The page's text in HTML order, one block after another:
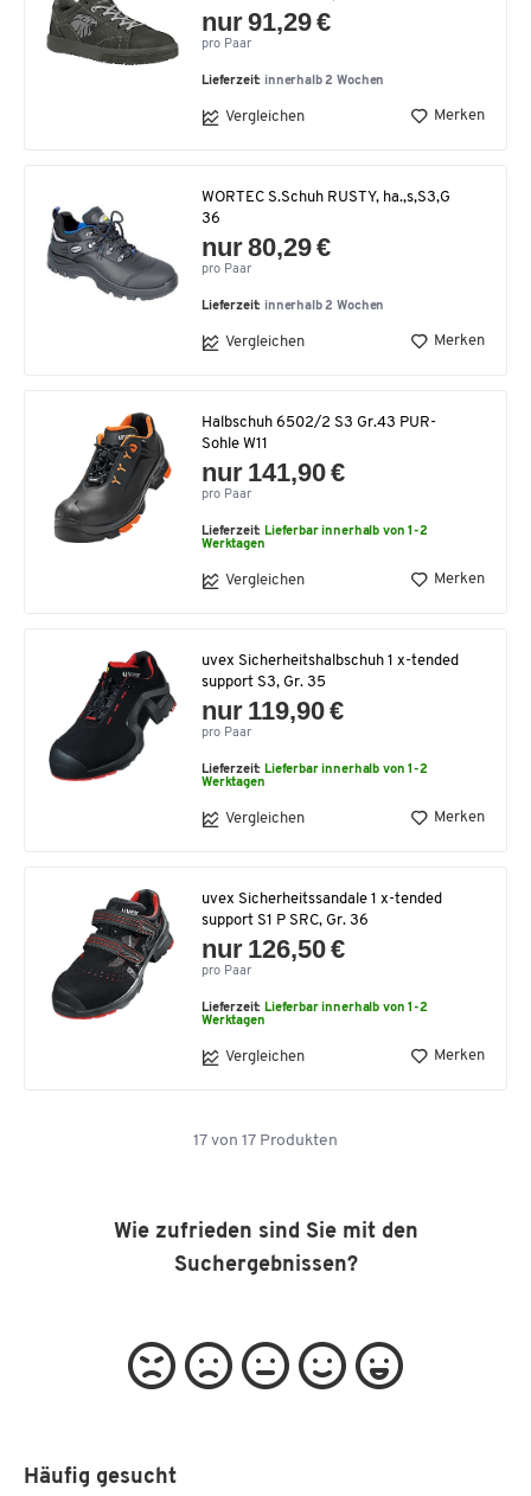
nur 91,29 €
pro Paar
Lieferzeit: innerhalb 2 Wochen
Vergleichen Merken
WORTEC S.Schuh RUSTY, ha.,s,S3,G
36
nur 80,29 €
pro Paar
Lieferzeit: innerhalb 2 Wochen
Vergleichen Merken
Halbschuh 6502/2 S3 Gr.43 PUR-
Sohle W11
nur 141,90 €
pro Paar
Lieferzeit: Lieferbar innerhalb von 1-2
Werktagen
Vergleichen Merken
uvex Sicherheitshalbschuh 1 x-tended
support S3, Gr. 35
nur 119,90 €
pro Paar
Lieferzeit: Lieferbar innerhalb von 1-2
Werktagen
Vergleichen Merken
uvex Sicherheitssandale 1 x-tended
support S1 P SRC, Gr. 36
nur 126,50 €
pro Paar
Lieferzeit: Lieferbar innerhalb von 1-2
Werktagen
Vergleichen Merken
17 von 17 Produkten
Wie zufrieden sind Sie mit den
Suchergebnissen?
Häufig gesucht